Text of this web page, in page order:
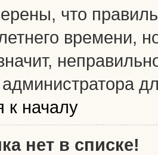
что
времени,
к началу
нет в списке!